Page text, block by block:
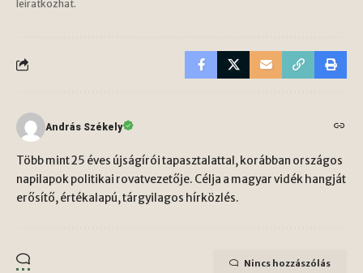
leiratkozhat.
András Székely
Több mint 25 éves újságírói tapasztalattal, korábban országos
napilapok politikai rovatvezetője. Célja a magyar vidék hangját
erősítő, értékalapú, tárgyilagos hírközlés.
Nincs hozzászólás